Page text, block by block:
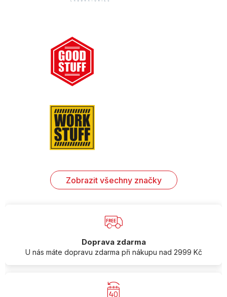
Zobrazit všechny značky
Doprava zdarma
U nás máte dopravu zdarma při nákupu nad 2999 Kč